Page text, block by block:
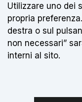
sei qui:
Home
Notizie
MUDEM vince il
categoria Education
Utilizzare uno dei
propria
destra o sul
non necessari”
interni al sito.